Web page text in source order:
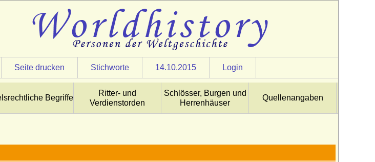
Seite drucken Stichworte 14.10.2015 Login
Begriffe
Ritter- und
Verdienstorden
Schlösser, Burgen und
Herrenhäuser
Quellenangaben